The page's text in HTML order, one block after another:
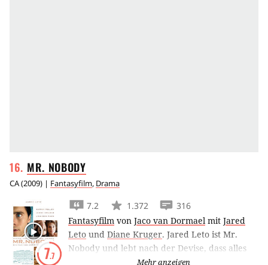
MR. NOBODY
CA(2009) | Fantasyfilm, Drama
7.7
7.2 1.372
316
Fantasyfilm von Jaco van Dormael mit Jared
Leto und Diane Kruger. Jared Leto ist Mr.
Nobody und lebt nach der Devise, dass alles
möglich ist, solange man sich nur nicht
Mehr anzeigen